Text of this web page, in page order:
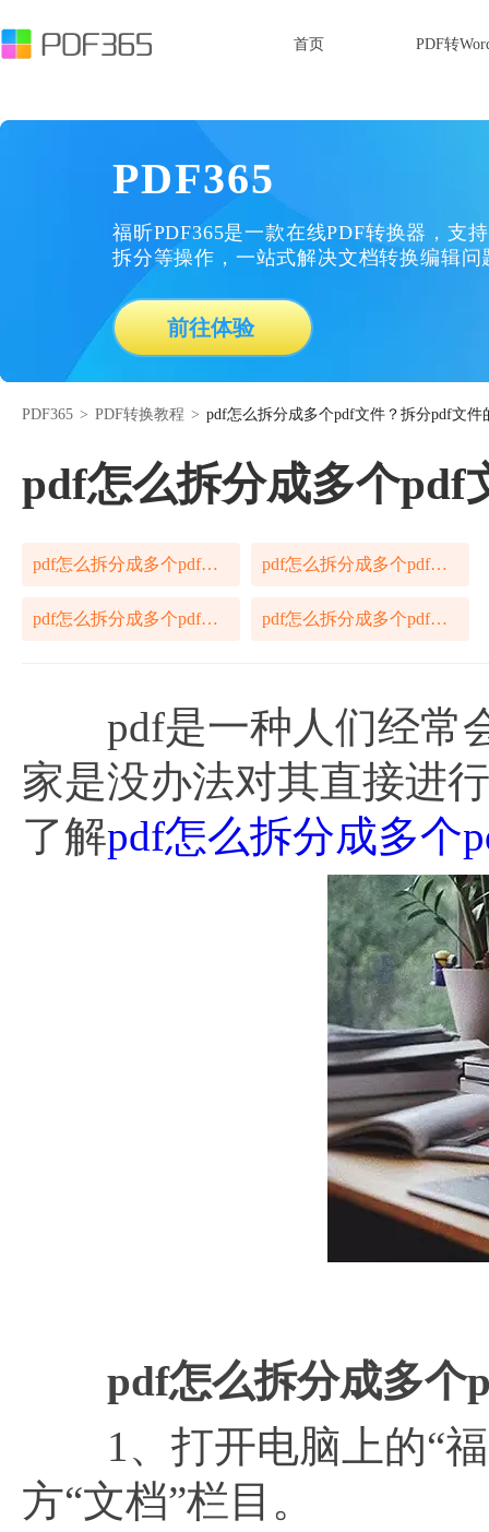
首页 PDF转
PDF365
福昕PDF365是一款在线PDF转换器，支
拆分等操作，一站式解决文档转换编辑问
前往体验
PDF365 > PDF转换教程 > pdf怎么拆分成多个pdf文件？拆分pdf文件
pdf怎么拆分成多个pdf
pdf怎么拆分成多个pdf文件 pdf怎么拆分成多个pdf文件方法
pdf怎么拆分成多个pdf文件流程 pdf怎么拆分成多个pdf文件操作方法
pdf是一种人们经常会
家是没办法对其直接进
了解pdf怎么拆分成多个
pdf怎么拆分成多个
1、打开电脑上的“福
方“文档”栏目。